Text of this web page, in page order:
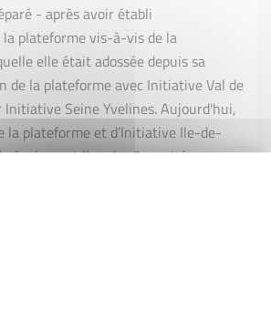
- après avoir établi
la plateforme vis-à-vis de la
elle était adossée depuis sa
de la plateforme avec Initiative Val de
Initiative Seine Yvelines. Aujourd'hui,
la plateforme et d’Initiative Ile-de-
également l’un des 3 comités